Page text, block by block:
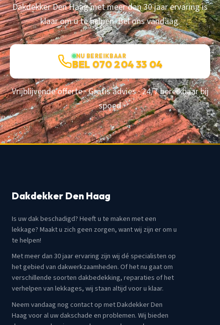
Dakdekker Den Haag met meer dan 30 jaar ervaring is
klaar om u te helpen. Bel ons vandaag.
NU BEREIKBAAR
BEL 070 204 33 04
Vrijblijvende offerte · Gratis advies · 24/7 bereikbaar bij
spoed
Dakdekker Den Haag
Is uw dak beschadigd? Heeft u te maken met een
lekkage? Maakt u zich geen zorgen, want wij zijn er om u
te helpen!
Met meer dan 30 jaar ervaring zijn wij dé specialisten op
het gebied van dakwerkzaamheden. Of het nu gaat om
verschillende soorten dakbedekking, reparaties of het
verhelpen van lekkages, wij staan altijd voor u klaar.
Neem vandaag nog contact op met Dakdekker Den
Haag voor al uw dakschade en problemen. Wij bieden